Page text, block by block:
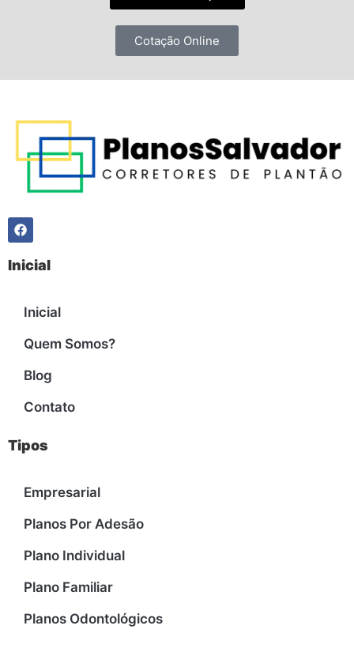
Cotação Online
Inicial
Inicial
Quem Somos?
Blog
Contato
Tipos
Empresarial
Planos Por Adesão
Plano Individual
Plano Familiar
Planos Odontológicos